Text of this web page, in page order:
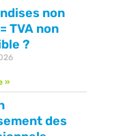
non
TVA non
?
»
des